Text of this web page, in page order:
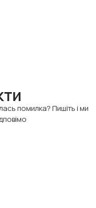
помилка? Пишіть і ми